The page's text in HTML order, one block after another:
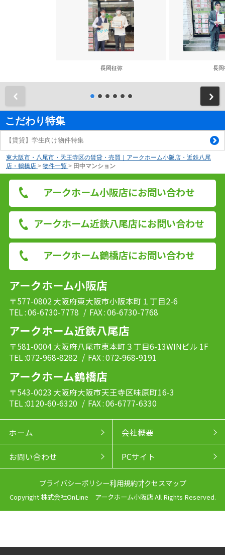
長岡征弥 長岡
こだわり特集
【賃貸】学生向け物件特集
東大阪市・八尾市・天王寺区の賃貸・売買｜アークホーム小阪店・近鉄八尾
店・鶴橋店 > 物件一覧 > 田中マンション
アークホーム小阪店にお問い合わせ
アークホーム近鉄八尾店にお問い合わせ
アークホーム鶴橋店にお問い合わせ
アークホーム小阪店
〒577-0802 大阪府東大阪市小阪本町１丁目2-6
TEL : 06-6730-7778 / FAX : 06-6730-7768
アークホーム近鉄八尾店
〒581-0004 大阪府八尾市東本町３丁目6-13WINビル 1F
TEL :072-968-8282 / FAX : 072-968-9191
アークホーム鶴橋店
〒543-0023 大阪府大阪市天王寺区味原町16-3
TEL :0120-60-6320 / FAX : 06-6777-6330
ホーム 会社概要
お問い合わせ PCサイト
プライバシーポリシー利用規約アクセスマップ
Copyright 株式会社OnLine アークホーム小阪店 All Rights Reserved.